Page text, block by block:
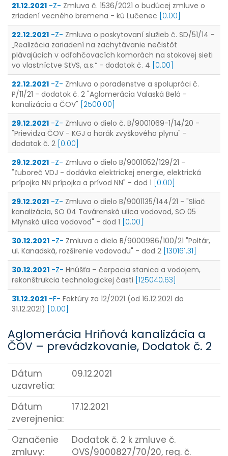
21.12.2021 -Z- Zmluva č. 1536/2021 o budúcej zmluve o
zriadení vecného bremena - kú Lučenec [0.00]
22.12.2021 -Z- Zmluva o poskytovaní služieb č. SD/51/14 -
„Realizácia zariadení na zachytávanie nečistôt
plávajúcich v odľahčovacích komorách na stokovej sieti
vo vlastníctve StVS, a.s.“ - dodatok č. 4 [0.00]
22.12.2021 -Z- Zmluva o poradenstve a spolupráci č.
P/11/21 - dodatok č. 2 "Aglomerácia Valaská Belá -
kanalizácia a ČOV" [2500.00]
29.12.2021 -Z- Zmluva o dielo č. B/9001069-1/14/20 -
"Prievidza ČOV - KGJ a horák zvyškového plynu" -
dodatok č. 2 [0.00]
29.12.2021 -Z- Zmluva o dielo B/9001052/129/21 -
"Ľuboreč VDJ - dodávka elektrickej energie, elektrická
prípojka NN prípojka a prívod NN" - dod 1 [0.00]
29.12.2021 -Z- Zmluva o dielo B/9001135/144/21 - "Sliač
kanalizácia, SO 04 Továrenská ulica vodovod, SO 05
Mlynská ulica vodovod" - dod 1 [0.00]
30.12.2021 -Z- Zmluva o dielo B/9000986/100/21 "Poltár,
ul. Kanadská, rozšírenie vodovodu" - dod 2 [130161.31]
30.12.2021 -Z- Hnúšťa – čerpacia stanica a vodojem,
rekonštrukcia technologickej časti [125040.63]
31.12.2021 -F- Faktúry za 12/2021 (od 16.12.2021 do
31.12.2021)
[0.00]
Aglomerácia Hriňová kanalizácia a
ČOV – prevádzkovanie, Dodatok č. 2
Dátum
uzavretia:
09.12.2021
Dátum
zverejnenia:
17.12.2021
Označenie
zmluvy:
Dodatok č. 2 k zmluve č.
OVS/9000827/70/20, reg. č.